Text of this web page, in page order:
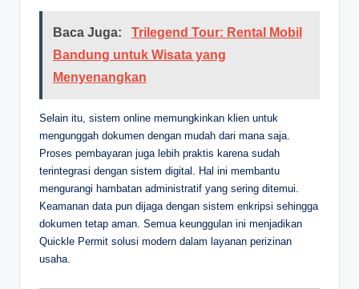
Baca Juga:
Trilegend Tour: Rental Mobil
Bandung untuk Wisata yang
Menyenangkan
Selain itu, sistem online memungkinkan klien untuk
mengunggah dokumen dengan mudah dari mana saja.
Proses pembayaran juga lebih praktis karena sudah
terintegrasi dengan sistem digital. Hal ini membantu
mengurangi hambatan administratif yang sering ditemui.
Keamanan data pun dijaga dengan sistem enkripsi sehingga
dokumen tetap aman. Semua keunggulan ini menjadikan
Quickle Permit solusi modern dalam layanan perizinan
usaha.